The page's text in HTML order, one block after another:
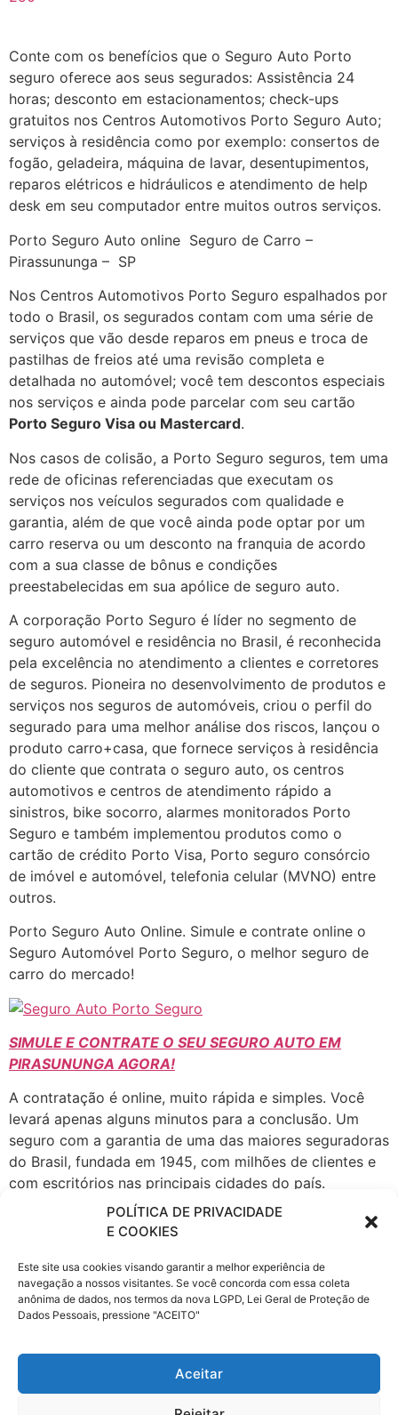
POLÍTICA DE PRIVACIDADE
E COOKIES
Este site usa cookies visando garantir a melhor experiência de
navegação a nossos visitantes. Se você concorda com essa coleta
anônima de dados, nos termos da nova LGPD, Lei Geral de Proteção de
Dados Pessoais, pressione "ACEITO"
Aceitar
Conte com os benefícios que o Seguro Auto Porto
seguro oferece aos seus segurados: Assistência 24
horas; desconto em estacionamentos; check-ups
gratuitos nos Centros Automotivos Porto Seguro Auto;
serviços à residência como por exemplo: consertos de
fogão, geladeira, máquina de lavar, desentupimentos,
reparos elétricos e hidráulicos e atendimento de help
desk em seu computador entre muitos outros serviços.
Porto Seguro Auto online Seguro de Carro –
Pirassununga – SP
Nos Centros Automotivos Porto Seguro espalhados por
todo o Brasil, os segurados contam com uma série de
serviços que vão desde reparos em pneus e troca de
pastilhas de freios até uma revisão completa e
detalhada no automóvel; você tem descontos especiais
nos serviços e ainda pode parcelar com seu cartão
Porto Seguro Visa ou Mastercard.
Nos casos de colisão, a Porto Seguro seguros, tem uma
rede de oficinas referenciadas que executam os
serviços nos veículos segurados com qualidade e
garantia, além de que você ainda pode optar por um
carro reserva ou um desconto na franquia de acordo
com a sua classe de bônus e condições
preestabelecidas em sua apólice de seguro auto.
A corporação Porto Seguro é líder no segmento de
seguro automóvel e residência no Brasil, é reconhecida
pela excelência no atendimento a clientes e corretores
de seguros. Pioneira no desenvolvimento de produtos e
serviços nos seguros de automóveis, criou o perfil do
segurado para uma melhor análise dos riscos, lançou o
produto carro+casa, que fornece serviços à residência
do cliente que contrata o seguro auto, os centros
automotivos e centros de atendimento rápido a
sinistros, bike socorro, alarmes monitorados Porto
Seguro e também implementou produtos como o
cartão de crédito Porto Visa, Porto seguro consórcio
de imóvel e automóvel, telefonia celular (MVNO) entre
outros.
Porto Seguro Auto Online. Simule e contrate online o
Seguro Automóvel Porto Seguro, o melhor seguro de
carro do mercado!
SIMULE E CONTRATE O SEU SEGURO AUTO EM
PIRASUNUNGA AGORA!
A contratação é online, muito rápida e simples. Você
levará apenas alguns minutos para a conclusão. Um
seguro com a garantia de uma das maiores seguradoras
do Brasil, fundada em 1945, com milhões de clientes e
com escritórios nas principais cidades do país.
A Porto Seguro atua em todos os ramos de Seguros,
Patrimoniais e de Pessoas, seguro Automóvel, Saúde
Empresarial, fiança locatícia, Patrimonial, Vida e
Transportes, Previdência, Consórcio de Imóveis e
Automóveis, Administração de Investimentos,
Financiamento, Capitalização e Cartão de Crédito,
Residências e Telecomunicações.